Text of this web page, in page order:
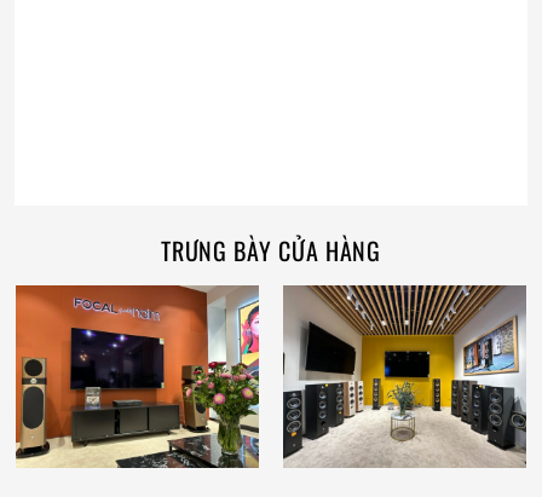
TRƯNG BÀY CỬA HÀNG